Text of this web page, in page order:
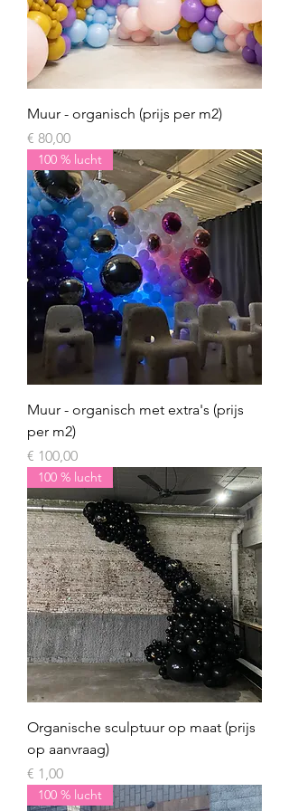
Muur - organisch (prijs per m2)
Prijs
€ 80,00
100 % lucht
Muur - organisch met extra's (prijs
per m2)
Prijs
€ 100,00
100 % lucht
Organische sculptuur op maat (prijs
op aanvraag)
Prijs
€ 1,00
100 % lucht